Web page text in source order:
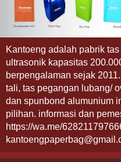
Kantoeng adalah pabrik
ultrasonik kapasitas
berpengalaman sejak
tali, tas pegangan lubang/
dan spunbond alumunium
pilihan. informasi dan
https://wa.me/